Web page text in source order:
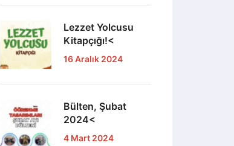
Lezzet Yolcusu
Kitapçığı!<
16 Aralık 2024
Bülten, Şubat
2024<
4 Mart 2024